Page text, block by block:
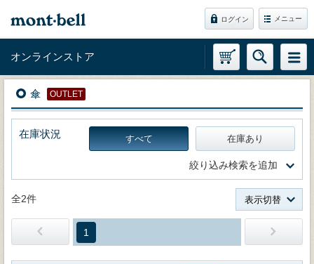
ログイン メニュー
オンラインストア
傘 OUTLET
在庫状況 すべて 在庫あり
絞り込み検索を追加
全2件 表示切替
1